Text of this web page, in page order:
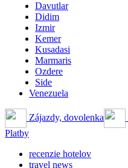
Davutlar
Didim
Izmir
Kemer
Kusadasi
Marmaris
Ozdere
Side
Venezuela
Zájazdy, dovolenka
Platby
recenzie hotelov
travel news